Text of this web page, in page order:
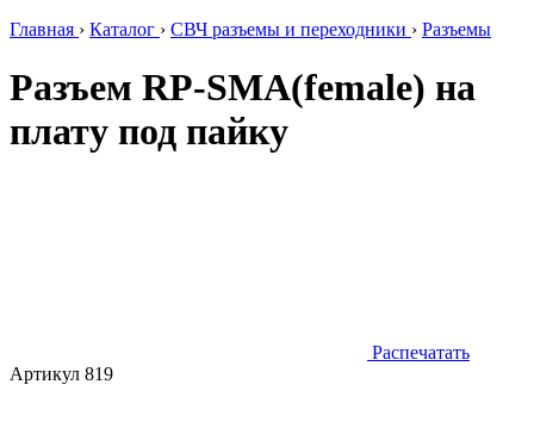
Главная › Каталог › СВЧ разъемы и переходники › Разъемы
Разъем RP-SМА(female) на
плату под пайку
Распечатать
Артикул 819